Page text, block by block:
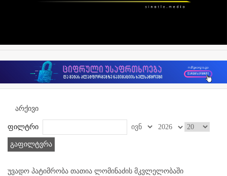
არქივი
ფილტრი
გაფილტვრა
უვადო პატიმრობა თათია ლომინაძის მკვლელობაში